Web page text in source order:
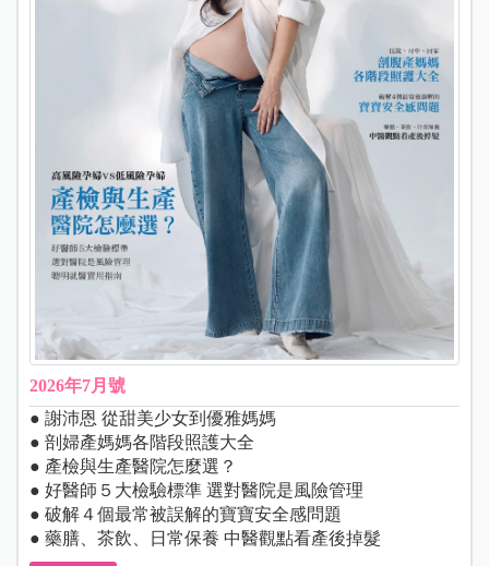
2026年7月號
● 謝沛恩 從甜美少女到優雅媽媽
● 剖婦產媽媽各階段照護大全
● 產檢與生產醫院怎麼選？
● 好醫師５大檢驗標準 選對醫院是風險管理
● 破解４個最常被誤解的寶寶安全感問題
● 藥膳、茶飲、日常保養 中醫觀點看產後掉髮